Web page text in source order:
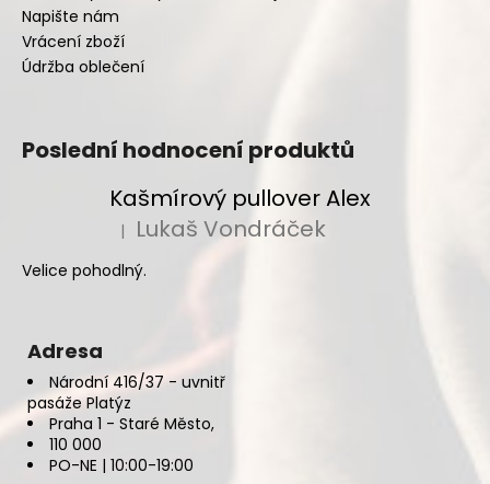
Napište nám
Vrácení zboží
Údržba oblečení
Poslední hodnocení produktů
Kašmírový pullover Alex
Hodnocení produktu je 5 z 5 hvězdiček.
| Lukaš Vondráček
Velice pohodlný.
Adresa
Národní 416/37 - uvnitř
pasáže Platýz
Praha 1 - Staré Město,
110 000
PO-NE | 10:00-19:00